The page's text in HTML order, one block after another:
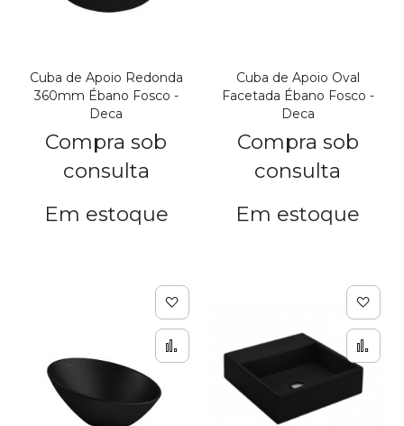
Cuba de Apoio Redonda
360mm Ébano Fosco -
Deca
Compra sob
consulta
Em estoque
Cuba de Apoio Oval
Facetada Ébano Fosco -
Deca
Compra sob
consulta
Em estoque
Adicionar à lista de
Adicionar para